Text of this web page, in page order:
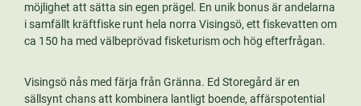
möjlighet att sätta sin egen prägel. En unik bonus är andelarna
i samfällt kräftfiske runt hela norra Visingsö, ett fiskevatten om
ca 150 ha med välbeprövad fisketurism och hög efterfrågan.
Visingsö nås med färja från Gränna. Ed Storegård är en
sällsynt chans att kombinera lantligt boende, affärspotential